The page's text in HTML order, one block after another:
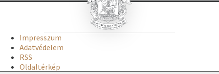
Impresszum
Adatvédelem
RSS
Oldaltérkép